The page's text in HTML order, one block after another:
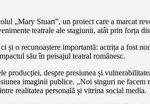
„Mary Stuart”, un proiect care a marcat
teatrale ale stagiunii, atât prin forța
și o recunoaștere importantă: actrița a fost
său în peisajul teatral românesc.
producției, despre presiunea și
imaginii publice. „Noi singuri ne
realitatea personală și vitrina social media.